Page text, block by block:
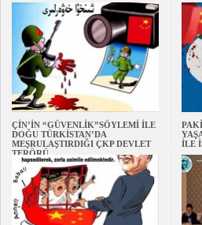
ÇİN’İN “GÜVENLİK”SÖYLEMİ İLE
DOĞU TÜRKİSTAN’DA
MEŞRULAŞTIRDIĞI ÇKP DEVLET
TERÖRÜ
İLE